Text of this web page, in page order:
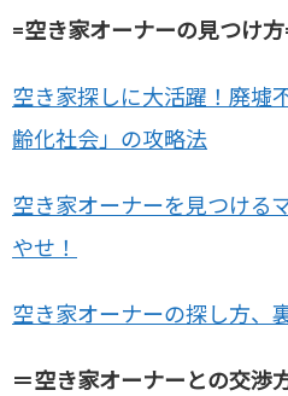
=空き家オーナーの見つけ方
空き家探しに大活躍！廃墟
齢化社会」の攻略法
空き家オーナーを見つける
やせ！
空き家オーナーの探し方、
＝空き家オーナーとの交渉